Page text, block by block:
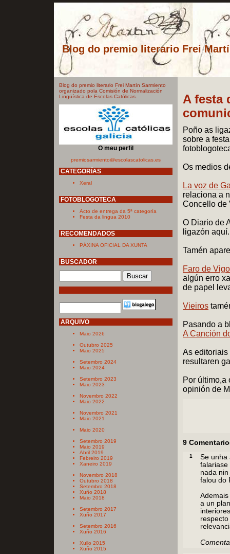
Blog do premio literario Frei
Blog do premio literario Frei Martín Sarmiento
organizado pola Comisión de Normalización
Lingüística de Escolas Católicas.
O meu perfil
premiosarmiento@escolascatolicas.es
CATEGORÍAS
Xeral
FOTOBLOGOTECA
Acto de entrega da 5ª categoría
Festa da lingua 2010
RECOMENDADOS
PÁXINA OFICIAL DA XUNTA
BUSCADOR
ARQUIVO
Maio 2026
Outubro 2025
Maio 2025
Setembro 2024
Maio 2024
Setembro 2023
Maio 2023
Novembro 2022
Maio 2022
Novembro 2021
Maio 2021
Maio 2020
Setembro 2019
Maio 2019
Abril 2019
Febreiro 2019
Xaneiro 2019
Novembro 2018
Outubro 2018
Setembro 2018
Xuño 2018
Maio 2018
Setembro 2017
Xuño 2017
Setembro 2016
Xuño 2016
Xullo 2015
Xuño 2015
A festa
Poño as
sobre a
Os medios
La voz de
relaciona a
Concello de
O Diario de
ligazón aquí.
Tamén
Faro de Vigo
algún erro
de papel
Vieiros
Pasando a
A Canción
As editoriais
resultaren
Por último,a
opinión de
9
1
Se unha
falariase
nada
falou do
a un